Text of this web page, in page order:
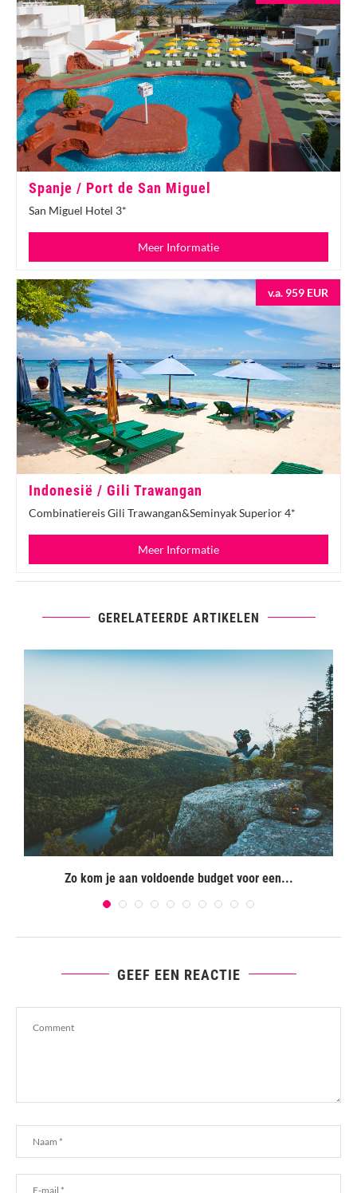
Spanje / Port de San Miguel
San Miguel Hotel 3*
Meer Informatie
v.a. 959 EUR
Indonesië / Gili Trawangan
Combinatiereis Gili Trawangan&Seminyak Superior 4*
Meer Informatie
GERELATEERDE ARTIKELEN
Zo kom je aan voldoende budget voor een...
GEEF EEN REACTIE